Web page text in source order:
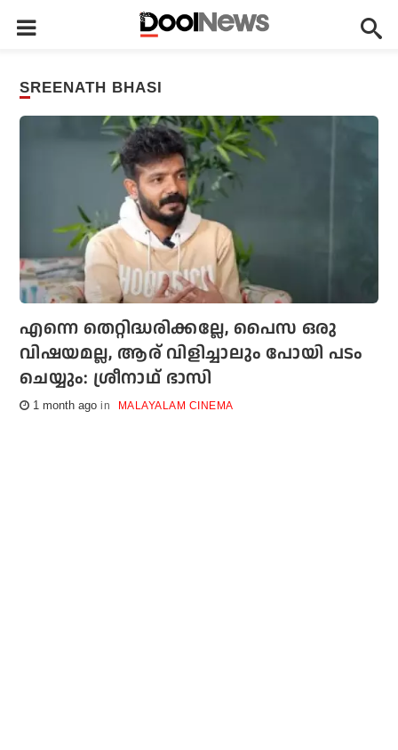
SREENATH BHASI
എന്നെ തെറ്റിദ്ധരിക്കല്ലേ, പൈസ ഒരു
വിഷയമല്ല, ആര് വിളിച്ചാലും പോയി പടം
ചെയ്യും: ശ്രീനാഥ് ഭാസി
1 month ago MALAYALAM CINEMA